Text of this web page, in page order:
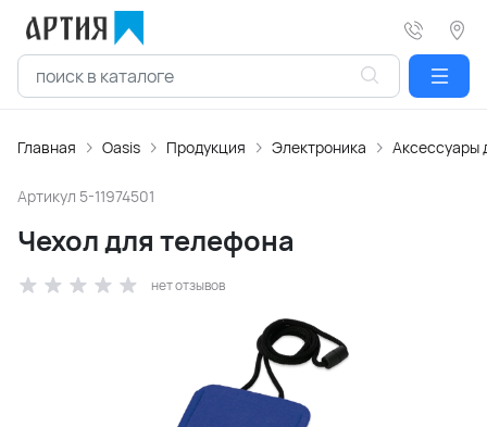
Главная Oasis Продукция Электроника Аксессуары
Артикул 5-11974501
Чехол для телефона
нет отзывов